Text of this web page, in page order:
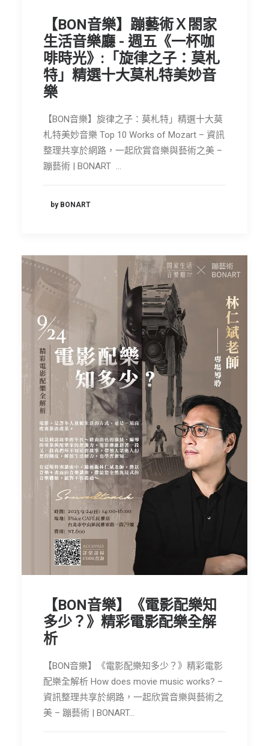
【BON音樂】蹦藝術Ｘ閤家
生活音樂廳 - 週五《一杯咖
啡時光》:「旋律之子：莫札
特」精選十大莫札特美妙音
樂
【BON音樂】旋律之子：莫札特」精選十大莫
札特美妙音樂 Top 10 Works of Mozart – 資訊
整理共享於網路，一起欣賞音樂與藝術之美 –
蹦藝術 | BONART …
by BONART
【BON音樂】《電影配樂知
多少？》精彩電影配樂全解
析
【BON音樂】《電影配樂知多少？》精彩電影
配樂全解析 How does movie music works? –
資訊整理共享於網路，一起欣賞音樂與藝術之
美 – 蹦藝術 | BONART…